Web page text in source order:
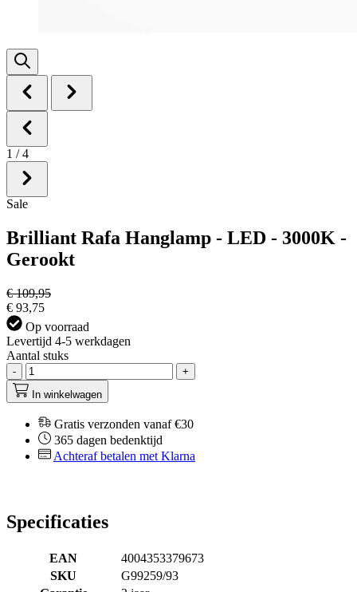
1 / 4
Sale
Brilliant Rafa Hanglamp - LED - 3000K -
Gerookt
€ 109,95
€ 93,75
Op voorraad
Levertijd 4-5 werkdagen
Aantal stuks
-
+
In winkelwagen
Gratis verzonden vanaf €30
365 dagen bedenktijd
Achteraf betalen met Klarna
Specificaties
EAN
4004353379673
SKU
G99259/93